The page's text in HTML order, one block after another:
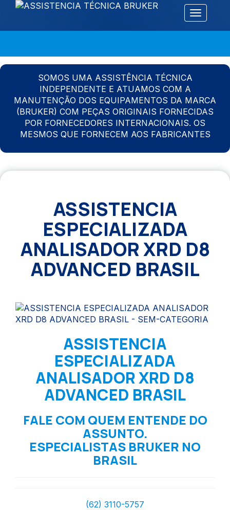
Alternar
SOMOS UMA ASSISTÊNCIA TÉCNICA
INDEPENDENTE E ATUAMOS COM A
MANUTENÇÃO DOS EQUIPAMENTOS DA MARCA
(BRUKER) COM PEÇAS ORIGINAIS FORNECIDAS
POR FORNECEDORES INTERNACIONAIS. OS
MESMOS QUE FORNECEM AOS FABRICANTES
ASSISTENCIA
ESPECIALIZADA
ANALISADOR XRD D8
ADVANCED BRASIL
ASSISTENCIA
ESPECIALIZADA
ANALISADOR XRD D8
ADVANCED BRASIL
FALE COM QUEM ENTENDE DO
ASSUNTO.
ESPECIALISTAS BRUKER NO
BRASIL
(62) 3110-5757